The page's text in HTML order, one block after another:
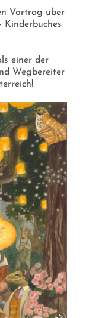
Vortrag über
Kinderbuches
einer der
Wegbereiter